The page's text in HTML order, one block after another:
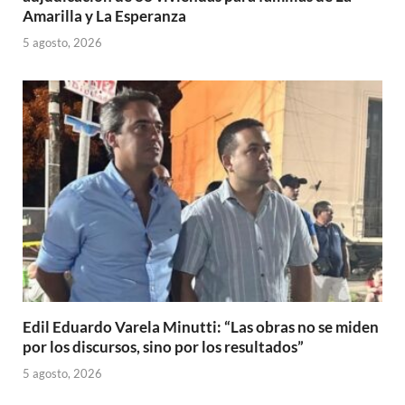
Amarilla y La Esperanza
5 agosto, 2026
Edil Eduardo Varela Minutti: “Las obras no se miden
por los discursos, sino por los resultados”
5 agosto, 2026